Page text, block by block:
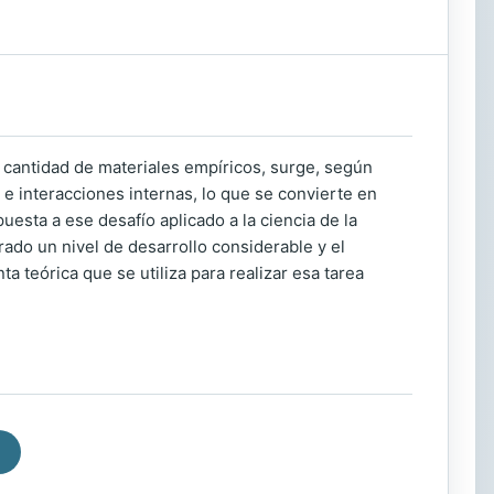
de materiales empíricos, surge, según
interacciones internas, lo que se convierte en
a ese desafío aplicado a la ciencia de la
un nivel de desarrollo considerable y el
teórica que se utiliza para realizar esa tarea